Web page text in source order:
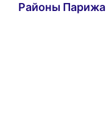
Районы Парижа